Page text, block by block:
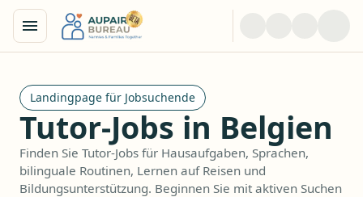
Landingpage für Jobsuchende
Tutor-Jobs in Belgien
Finden Sie Tutor-Jobs für Hausaufgaben, Sprachen,
bilinguale Routinen, Lernen auf Reisen und
Bildungsunterstützung. Beginnen Sie mit aktiven Suchen